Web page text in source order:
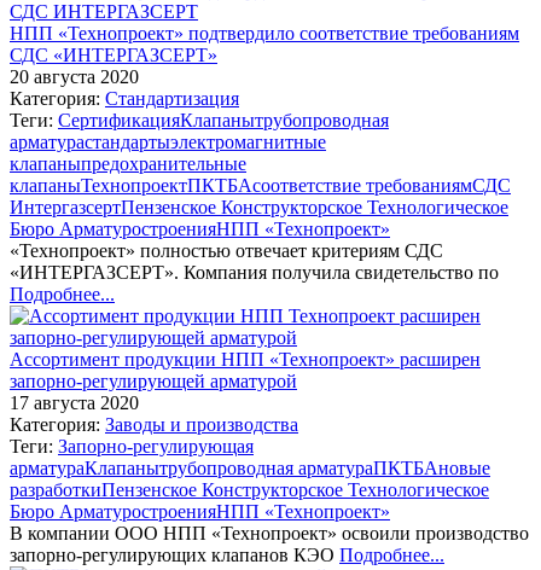
НПП «Технопроект» подтвердило соответствие требованиям
СДС «ИНТЕРГАЗСЕРТ»
20 августа 2020
Категория: Стандартизация
Теги: СертификацияКлапанытрубопроводная
арматурастандартыэлектромагнитные
клапаныпредохранительные
клапаныТехнопроектПКТБАсоответствие требованиямСДС
ИнтергазсертПензенское Конструкторское Технологическое
Бюро АрматуростроенияНПП «Технопроект»
«Технопроект» полностью отвечает критериям СДС
«ИНТЕРГАЗСЕРТ». Компания получила свидетельство по
Подробнее...
Ассортимент продукции НПП «Технопроект» расширен
запорно-регулирующей арматурой
17 августа 2020
Категория: Заводы и производства
Теги: Запорно-регулирующая
арматураКлапанытрубопроводная арматураПКТБАновые
разработкиПензенское Конструкторское Технологическое
Бюро АрматуростроенияНПП «Технопроект»
В компании ООО НПП «Технопроект» освоили производство
запорно-регулирующих клапанов КЭО Подробнее...